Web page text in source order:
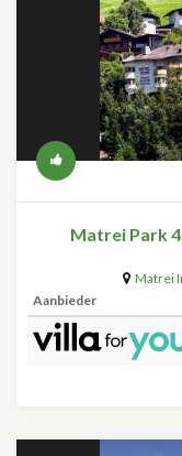
Matrei Park
Matrei
Aanbieder